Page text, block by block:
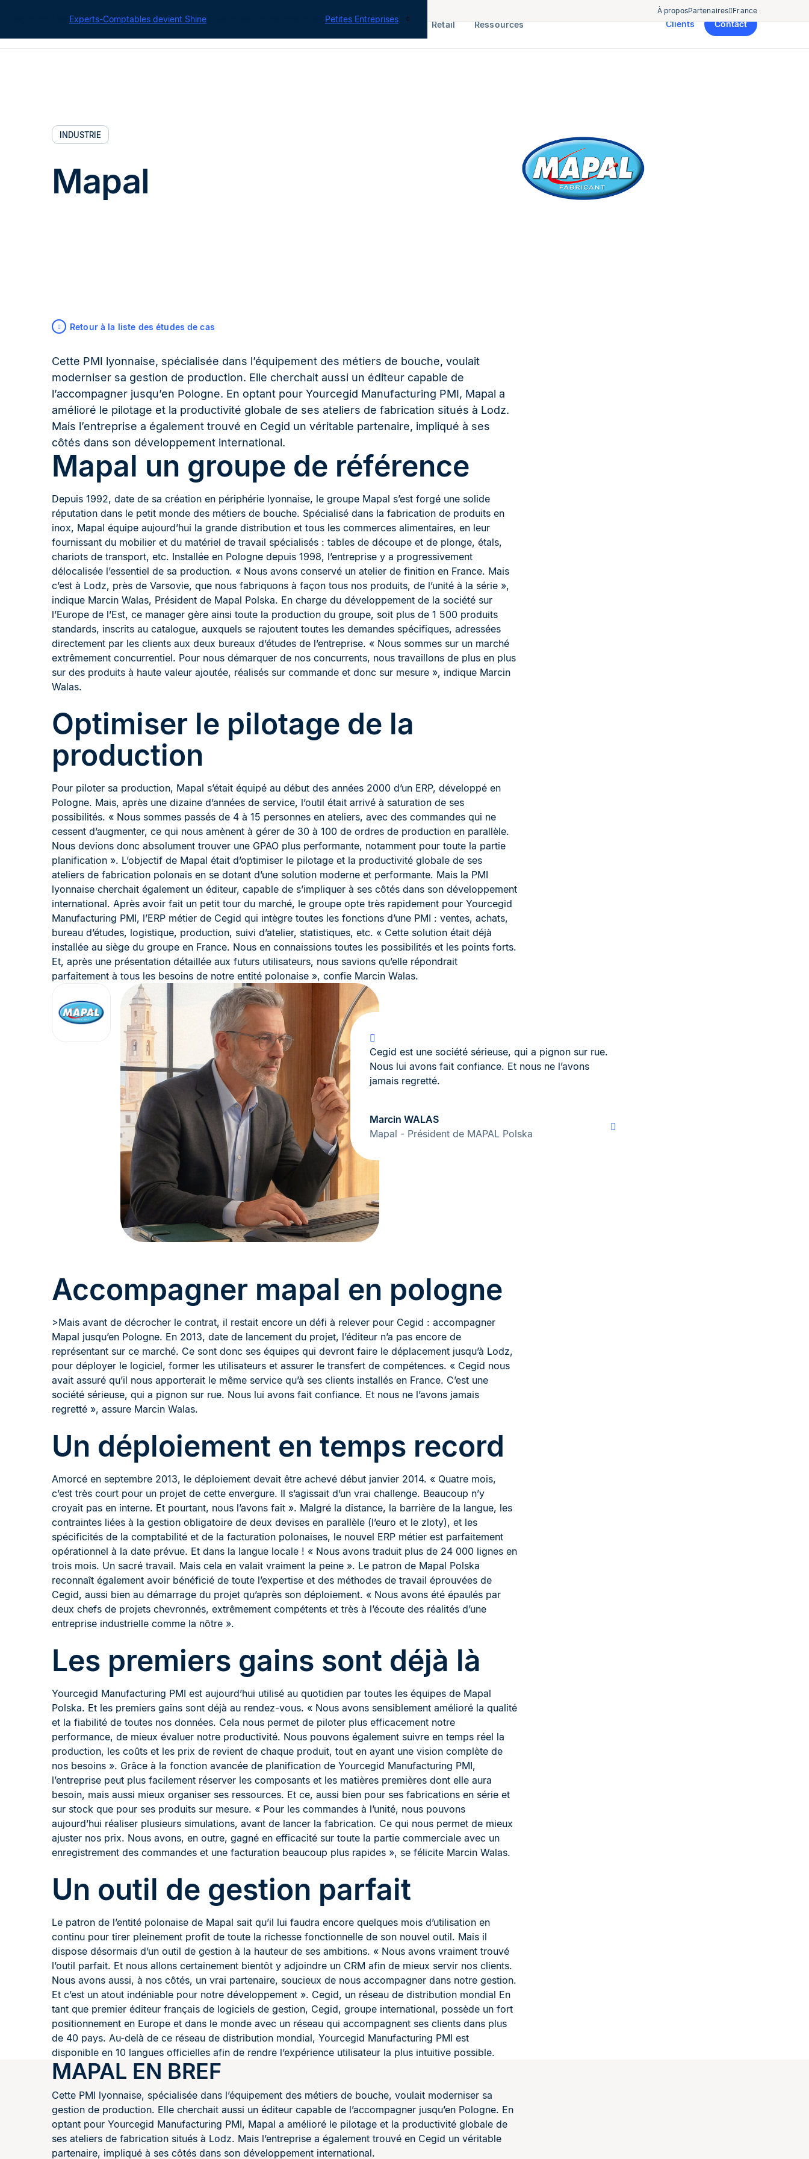
Experts-Comptables devient Shine Petites Entreprises
À proposPartenaires France
ERP Finance Retail Ressources Clients Contact
INDUSTRIE
Mapal
Retour à la liste des études de cas
Cette PMI lyonnaise, spécialisée dans l’équipement des métiers de bouche, voulait
moderniser sa gestion de production. Elle cherchait aussi un éditeur capable de
l’accompagner jusqu’en Pologne. En optant pour Yourcegid Manufacturing PMI, Mapal a
amélioré le pilotage et la productivité globale de ses ateliers de fabrication situés à Lodz.
Mais l’entreprise a également trouvé en Cegid un véritable partenaire, impliqué à ses
côtés dans son développement international.
Mapal un groupe de référence
Depuis 1992, date de sa création en périphérie lyonnaise, le groupe Mapal s’est forgé une solide
réputation dans le petit monde des métiers de bouche. Spécialisé dans la fabrication de produits en
inox, Mapal équipe aujourd’hui la grande distribution et tous les commerces alimentaires, en leur
fournissant du mobilier et du matériel de travail spécialisés : tables de découpe et de plonge, étals,
chariots de transport, etc. Installée en Pologne depuis 1998, l’entreprise y a progressivement
délocalisée l’essentiel de sa production. « Nous avons conservé un atelier de finition en France. Mais
c’est à Lodz, près de Varsovie, que nous fabriquons à façon tous nos produits, de l’unité à la série »,
indique Marcin Walas, Président de Mapal Polska. En charge du développement de la société sur
l’Europe de l’Est, ce manager gère ainsi toute la production du groupe, soit plus de 1 500 produits
standards, inscrits au catalogue, auxquels se rajoutent toutes les demandes spécifiques, adressées
directement par les clients aux deux bureaux d’études de l’entreprise. « Nous sommes sur un marché
extrêmement concurrentiel. Pour nous démarquer de nos concurrents, nous travaillons de plus en plus
sur des produits à haute valeur ajoutée, réalisés sur commande et donc sur mesure », indique Marcin
Walas.
Optimiser le pilotage de la
production
Pour piloter sa production, Mapal s’était équipé au début des années 2000 d’un ERP, développé en
Pologne. Mais, après une dizaine d’années de service, l’outil était arrivé à saturation de ses
possibilités. « Nous sommes passés de 4 à 15 personnes en ateliers, avec des commandes qui ne
cessent d’augmenter, ce qui nous amènent à gérer de 30 à 100 de ordres de production en parallèle.
Nous devions donc absolument trouver une GPAO plus performante, notamment pour toute la partie
planification ». L’objectif de Mapal était d’optimiser le pilotage et la productivité globale de ses
ateliers de fabrication polonais en se dotant d’une solution moderne et performante. Mais la PMI
lyonnaise cherchait également un éditeur, capable de s’impliquer à ses côtés dans son développement
international. Après avoir fait un petit tour du marché, le groupe opte très rapidement pour Yourcegid
Manufacturing PMI, l’ERP métier de Cegid qui intègre toutes les fonctions d’une PMI : ventes, achats,
bureau d’études, logistique, production, suivi d’atelier, statistiques, etc. « Cette solution était déjà
installée au siège du groupe en France. Nous en connaissions toutes les possibilités et les points forts.
Et, après une présentation détaillée aux futurs utilisateurs, nous savions qu’elle répondrait
parfaitement à tous les besoins de notre entité polonaise », confie Marcin Walas.
Cegid est une société sérieuse, qui a pignon sur rue.
Nous lui avons fait confiance. Et nous ne l’avons
jamais regretté.
Marcin WALAS
Mapal - Président de MAPAL Polska
Accompagner mapal en pologne
>Mais avant de décrocher le contrat, il restait encore un défi à relever pour Cegid : accompagner
Mapal jusqu’en Pologne. En 2013, date de lancement du projet, l’éditeur n’a pas encore de
représentant sur ce marché. Ce sont donc ses équipes qui devront faire le déplacement jusqu’à Lodz,
pour déployer le logiciel, former les utilisateurs et assurer le transfert de compétences. « Cegid nous
avait assuré qu’il nous apporterait le même service qu’à ses clients installés en France. C’est une
société sérieuse, qui a pignon sur rue. Nous lui avons fait confiance. Et nous ne l’avons jamais
regretté », assure Marcin Walas.
Un déploiement en temps record
Amorcé en septembre 2013, le déploiement devait être achevé début janvier 2014. « Quatre mois,
c’est très court pour un projet de cette envergure. Il s’agissait d’un vrai challenge. Beaucoup n’y
croyait pas en interne. Et pourtant, nous l’avons fait ». Malgré la distance, la barrière de la langue, les
contraintes liées à la gestion obligatoire de deux devises en parallèle (l’euro et le zloty), et les
spécificités de la comptabilité et de la facturation polonaises, le nouvel ERP métier est parfaitement
opérationnel à la date prévue. Et dans la langue locale ! « Nous avons traduit plus de 24 000 lignes en
trois mois. Un sacré travail. Mais cela en valait vraiment la peine ». Le patron de Mapal Polska
reconnaît également avoir bénéficié de toute l’expertise et des méthodes de travail éprouvées de
Cegid, aussi bien au démarrage du projet qu’après son déploiement. « Nous avons été épaulés par
deux chefs de projets chevronnés, extrêmement compétents et très à l’écoute des réalités d’une
entreprise industrielle comme la nôtre ».
Les premiers gains sont déjà là
Yourcegid Manufacturing PMI est aujourd’hui utilisé au quotidien par toutes les équipes de Mapal
Polska. Et les premiers gains sont déjà au rendez-vous. « Nous avons sensiblement amélioré la qualité
et la fiabilité de toutes nos données. Cela nous permet de piloter plus efficacement notre
performance, de mieux évaluer notre productivité. Nous pouvons également suivre en temps réel la
production, les coûts et les prix de revient de chaque produit, tout en ayant une vision complète de
nos besoins ». Grâce à la fonction avancée de planification de Yourcegid Manufacturing PMI,
l’entreprise peut plus facilement réserver les composants et les matières premières dont elle aura
besoin, mais aussi mieux organiser ses ressources. Et ce, aussi bien pour ses fabrications en série et
sur stock que pour ses produits sur mesure. « Pour les commandes à l’unité, nous pouvons
aujourd’hui réaliser plusieurs simulations, avant de lancer la fabrication. Ce qui nous permet de mieux
ajuster nos prix. Nous avons, en outre, gagné en efficacité sur toute la partie commerciale avec un
enregistrement des commandes et une facturation beaucoup plus rapides », se félicite Marcin Walas.
Un outil de gestion parfait
Le patron de l’entité polonaise de Mapal sait qu’il lui faudra encore quelques mois d’utilisation en
continu pour tirer pleinement profit de toute la richesse fonctionnelle de son nouvel outil. Mais il
dispose désormais d’un outil de gestion à la hauteur de ses ambitions. « Nous avons vraiment trouvé
l’outil parfait. Et nous allons certainement bientôt y adjoindre un CRM afin de mieux servir nos clients.
Nous avons aussi, à nos côtés, un vrai partenaire, soucieux de nous accompagner dans notre gestion.
Et c’est un atout indéniable pour notre développement ». Cegid, un réseau de distribution mondial En
tant que premier éditeur français de logiciels de gestion, Cegid, groupe international, possède un fort
positionnement en Europe et dans le monde avec un réseau qui accompagnent ses clients dans plus
de 40 pays. Au-delà de ce réseau de distribution mondial, Yourcegid Manufacturing PMI est
disponible en 10 langues officielles afin de rendre l’expérience utilisateur la plus intuitive possible.
MAPAL EN BREF
Cette PMI lyonnaise, spécialisée dans l’équipement des métiers de bouche, voulait moderniser sa
gestion de production. Elle cherchait aussi un éditeur capable de l’accompagner jusqu’en Pologne. En
optant pour Yourcegid Manufacturing PMI, Mapal a amélioré le pilotage et la productivité globale de
ses ateliers de fabrication situés à Lodz. Mais l’entreprise a également trouvé en Cegid un véritable
partenaire, impliqué à ses côtés dans son développement international.